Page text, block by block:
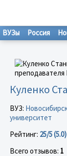
ВУЗы Россия
Куленко
ВУЗ:
университет
Рейтинг: 25/5 (5.0)
Всего отзывов: 1